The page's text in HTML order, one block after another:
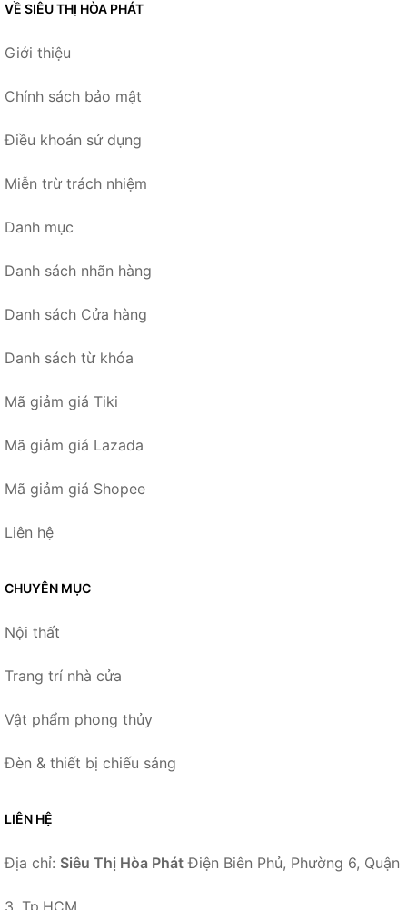
VỀ SIÊU THỊ HÒA PHÁT
Giới thiệu
Chính sách bảo mật
Điều khoản sử dụng
Miễn trừ trách nhiệm
Danh mục
Danh sách nhãn hàng
Danh sách Cửa hàng
Danh sách từ khóa
Mã giảm giá Tiki
Mã giảm giá Lazada
Mã giảm giá Shopee
Liên hệ
CHUYÊN MỤC
Nội thất
Trang trí nhà cửa
Vật phẩm phong thủy
Đèn & thiết bị chiếu sáng
LIÊN HỆ
Địa chỉ: Siêu Thị Hòa Phát Điện Biên Phủ, Phường 6, Quận
3, Tp.HCM